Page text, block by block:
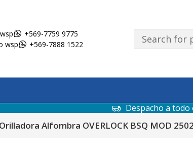
+569-7759 9775
wsp
+569-7888 1522
Despacho a todo
Orilladora Alfombra OVERLOCK BSQ MOD 2502